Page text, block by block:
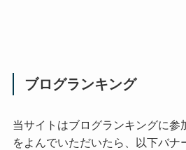
ブログランキング
当サイトはブログランキングに参
をよんでいただいたら、以下バナ